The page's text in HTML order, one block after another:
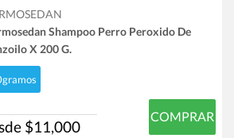
Shampoo Perro Peroxido De
X 200 G.
$11,000
COMPRAR